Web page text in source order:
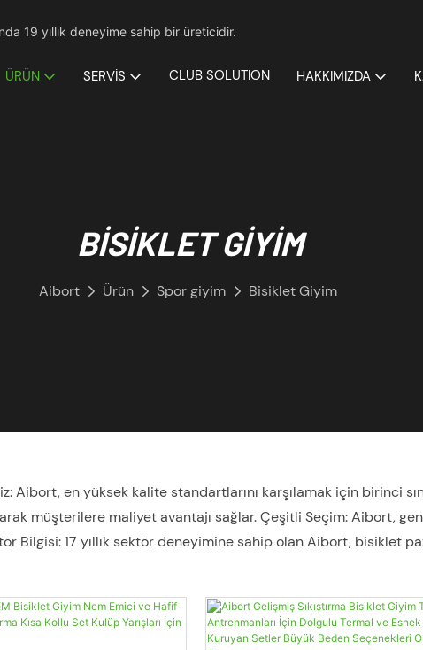
19 yıllık deneyime sahip bir üreticidir.
ÜRÜN SERVIS CLUB SOLUTION HAKKIMIZDA
BISIKLET GIYIM
Aibort Ürün Spor giyim Bisiklet Giyim
Aibort, en yüksek kalite standartlarını karşılamak için birinci
müşterilere maliyet avantajı sağlar. Çeşitli Seçim: Aibort,
Bilgisi: 17 yıllık sektör deneyimine sahip olan Aibort, bisiklet